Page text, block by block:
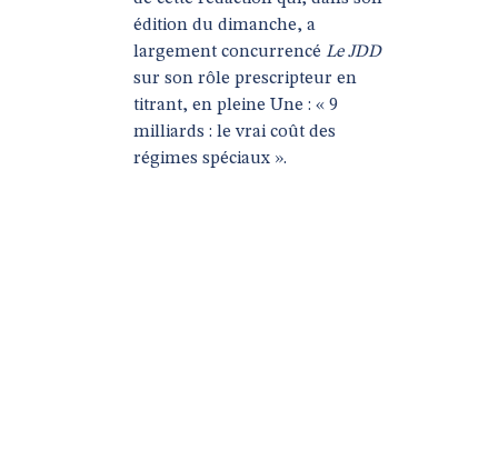
édition du dimanche, a
largement concurrencé Le JDD
sur son rôle prescripteur en
titrant, en pleine Une : « 9
milliards : le vrai coût des
régimes spéciaux ».